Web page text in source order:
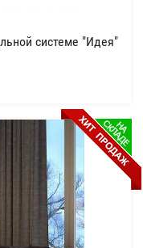
системе "Идея"